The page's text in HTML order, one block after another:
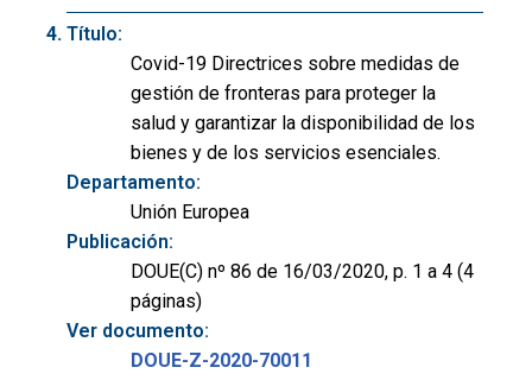
Título:
Covid-19 Directrices sobre medidas de
gestión de fronteras para proteger la
salud y garantizar la disponibilidad de los
bienes y de los servicios esenciales.
Departamento:
Unión Europea
Publicación:
DOUE(C) nº 86 de 16/03/2020, p. 1 a 4 (4
páginas)
Ver documento:
DOUE-Z-2020-70011